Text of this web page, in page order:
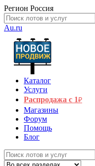
Регион Россия
Au.ru
Каталог
Услуги
Распродажа с 1₽
Магазины
Форум
Помощь
Блог